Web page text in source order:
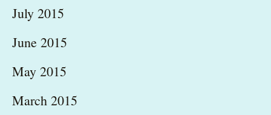
July 2015
June 2015
May 2015
March 2015